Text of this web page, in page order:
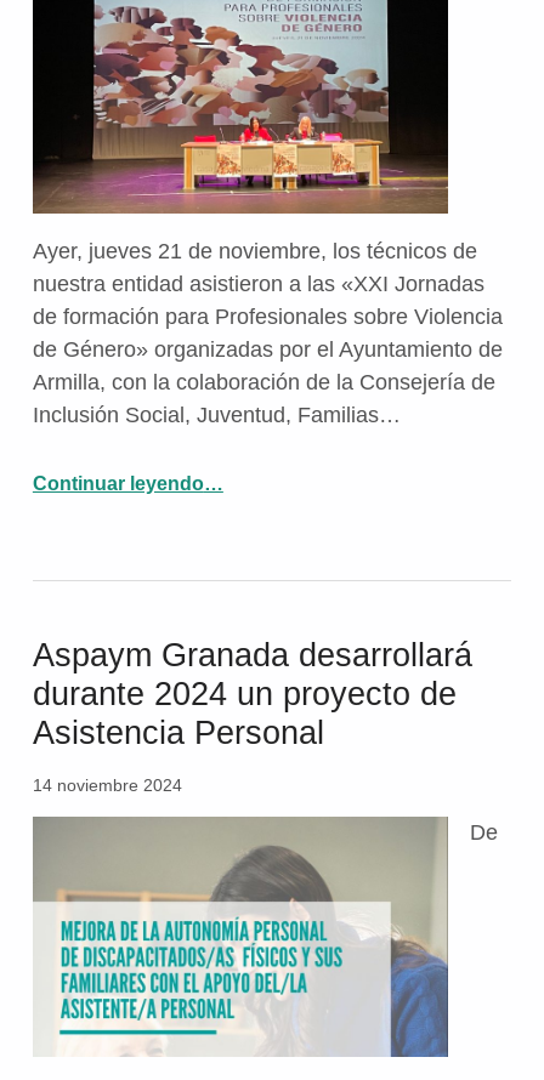
Ayer, jueves 21 de noviembre, los técnicos de
nuestra entidad asistieron a las «XXI Jornadas
de formación para Profesionales sobre Violencia
de Género» organizadas por el Ayuntamiento de
Armilla, con la colaboración de la Consejería de
Inclusión Social, Juventud, Familias…
Continuar leyendo“Técnicos de Aspaym Granada se forman en igualdad en las «XXI Jornadas de formación para Profesionales sobre Violencia de Género»”
…
Aspaym Granada desarrollará
durante 2024 un proyecto de
Asistencia Personal
14 noviembre 2024
De